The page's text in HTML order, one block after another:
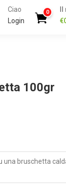
Ciao
Login
0
€
100gr
una bruschetta